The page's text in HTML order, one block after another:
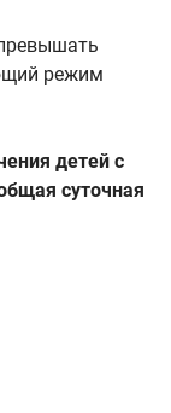
режим
детей с
суточная